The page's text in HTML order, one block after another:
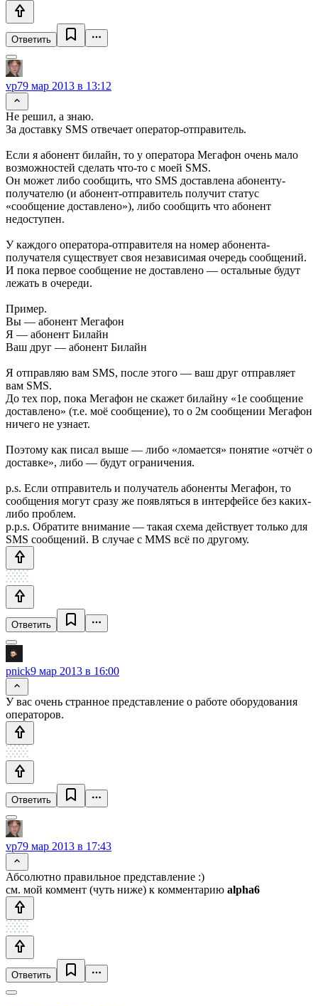
Ответить
vp79 мар 2013 в 13:12
Не решил, а знаю.
За доставку SMS отвечает оператор-отправитель.
Если я абонент билайн, то у оператора Мегафон очень мало
возможностей сделать что-то с моей SMS.
Он может либо сообщить, что SMS доставлена абоненту-
получателю (и абонент-отправитель получит статус
«сообщение доставлено»), либо сообщить что абонент
недоступен.
У каждого оператора-отправителя на номер абонента-
получателя существует своя независимая очередь сообщений.
И пока первое сообщение не доставлено — остальные будут
лежать в очереди.
Пример.
Вы — абонент Мегафон
Я — абонент Билайн
Ваш друг — абонент Билайн
Я отправляю вам SMS, после этого — ваш друг отправляет
вам SMS.
До тех пор, пока Мегафон не скажет билайну «1е сообщение
доставлено» (т.е. моё сообщение), то о 2м сообщении Мегафон
ничего не узнает.
Поэтому как писал выше — либо «ломается» понятие «отчёт о
доставке», либо — будут ограничения.
p.s. Если отправитель и получатель абоненты Мегафон, то
сообщения могут сразу же появляться в интерфейсе без каких-
либо проблем.
p.p.s. Обратите внимание — такая схема действует только для
SMS сообщений. В случае с MMS всё по другому.
Ответить
pnick9 мар 2013 в 16:00
У вас очень странное представление о работе оборудования
операторов.
Ответить
vp79 мар 2013 в 17:43
Абсолютно правильное представление :)
см. мой коммент (чуть ниже) к комментарию alpha6
Ответить